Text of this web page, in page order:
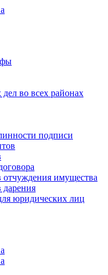
во всех районах
подписи
отчуждения имущества
дарения
юридических лиц